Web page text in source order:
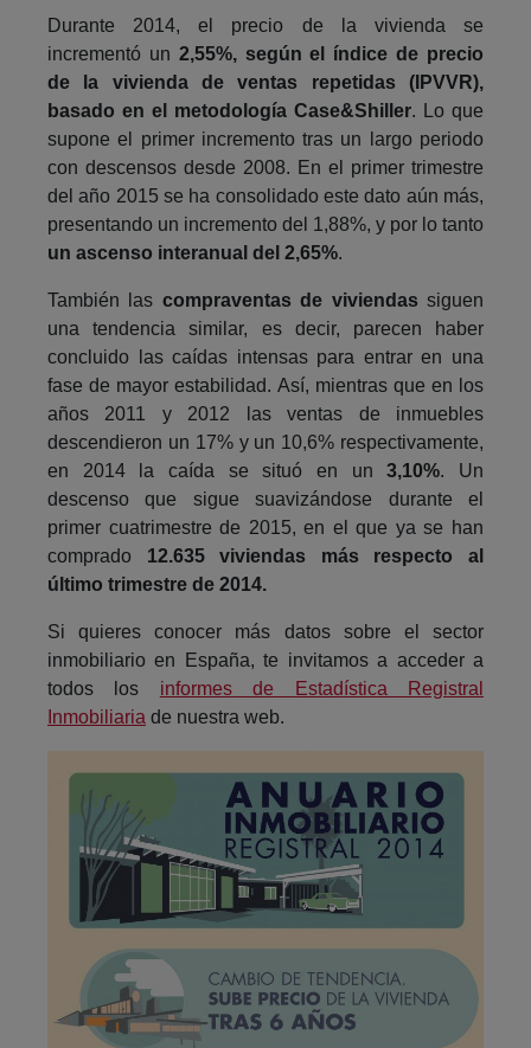
Durante 2014, el precio de la vivienda se
incrementó un 2,55%, según el índice de precio
de la vivienda de ventas repetidas (IPVVR),
basado en el metodología Case&Shiller. Lo que
supone el primer incremento tras un largo periodo
con descensos desde 2008. En el primer trimestre
del año 2015 se ha consolidado este dato aún más,
presentando un incremento del 1,88%, y por lo tanto
un ascenso interanual del 2,65%.
También las compraventas de viviendassiguen
una tendencia similar, es decir, parecen haber
concluido las caídas intensas para entrar en una
fase de mayor estabilidad. Así, mientras que en los
años 2011 y 2012 las ventas de inmuebles
descendieron un 17% y un 10,6% respectivamente,
en 2014 la caída se situó en un3,10%. Un
descenso que sigue suavizándose durante el
primer cuatrimestre de 2015, en el que ya se han
comprado 12.635 viviendas más respecto al
último trimestre de 2014.
Si quieres conocer más datos sobre el sector
inmobiliario en España, te invitamos a acceder a
todos los informes de Estadística Registral
Inmobiliaria de nuestra web.